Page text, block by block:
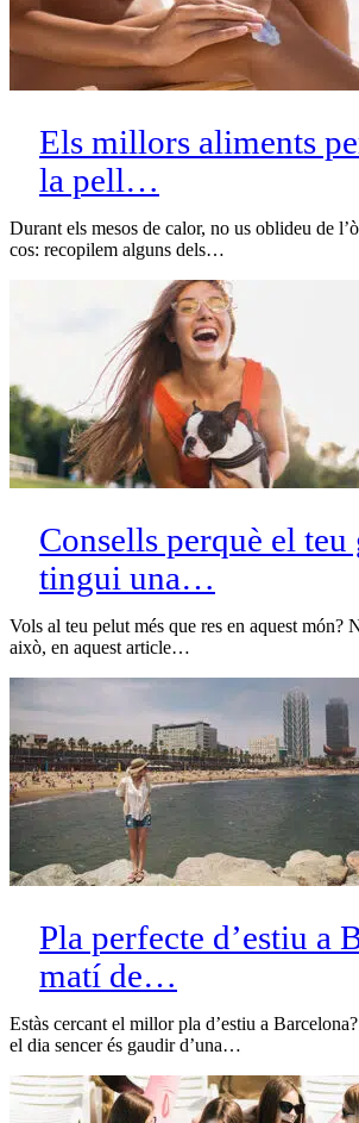
Els millors aliments
la pell…
Durant els mesos de calor, no us oblideu de
cos: recopilem alguns dels…
Consells perquè el teu
tingui una…
Vols al teu pelut més que res en aquest món?
això, en aquest article…
Pla perfecte d’estiu a
matí de…
Estàs cercant el millor pla d’estiu a
el dia sencer és gaudir d’una…